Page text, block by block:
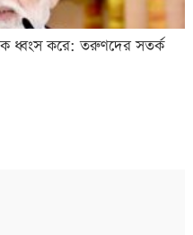
ধ্বংস করে: তরুণদের সতর্ক